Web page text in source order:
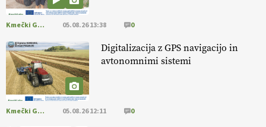
ALTENBAHER
EKOloško = logično: ekološko oljarstvo
MORGAN
EKOloško = logično: ekološka kmetija
FREŠER
Kmečki Glas 05.08.26 13:38 0
Digitalizacija z GPS navigacijo in
avtonomnimi sistemi
Kmečki Glas 05.08.26 12:11 0